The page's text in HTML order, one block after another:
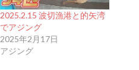
2025.2.15 波切漁港と的矢湾
でアジング
2025年2月17日
アジング